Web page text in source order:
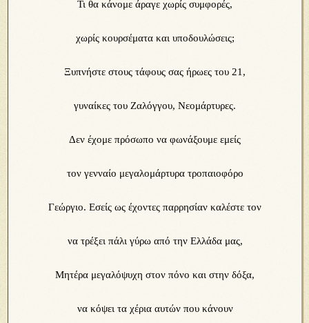
Τι θα κάνομε άραγε χωρίς συμφορές,
χωρίς κουρσέματα και υποδουλώσεις;
Ξυπνήστε στους τάφους σας ήρωες του 21,
γυναίκες του Ζαλόγγου, Νεομάρτυρες.
Δεν έχομε πρόσωπο να φωνάξουμε εμείς
τον γενναίο μεγαλομάρτυρα τροπαιοφόρο
Γεώργιο. Εσείς ως έχοντες παρρησίαν καλέστε τον
να τρέξει πάλι γύρω από την Ελλάδα μας,
Μητέρα μεγαλόψυχη στον πόνο και στην δόξα,
να κόψει τα χέρια αυτών που κάνουν